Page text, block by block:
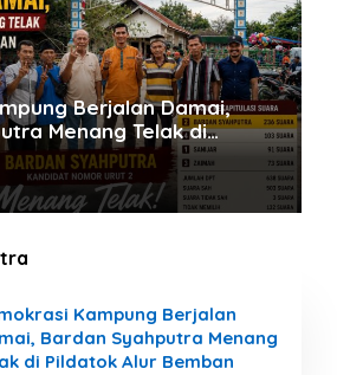
Berjalan Damai,
Menang Telak di
Kampung Berjalan
Bardan Syahputra Menang
di Pildatok Alur Bemban